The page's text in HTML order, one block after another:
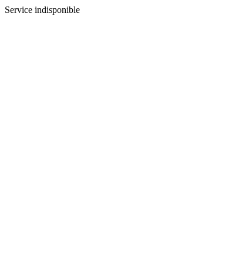
Service indisponible